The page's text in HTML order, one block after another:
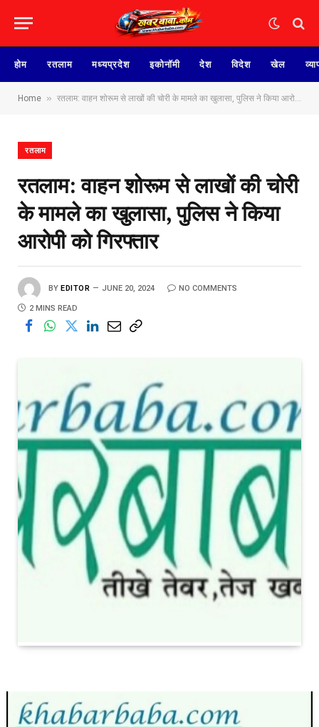
होम रतलाम मध्यप्रदेश इकोनॉमी देश विदेश खेल
Home » रतलाम: वाहन शोरूम से लाखों की चोरी के मामले का खुलासा, पुलिस ने किया आरोपी को गिरफ्तार
रतलाम
रतलाम: वाहन शोरूम से लाखों की चोरी
के मामले का खुलासा, पुलिस ने किया
आरोपी को गिरफ्तार
BY EDITOR JUNE 20, 2024 NO COMMENTS
2 MINS READ